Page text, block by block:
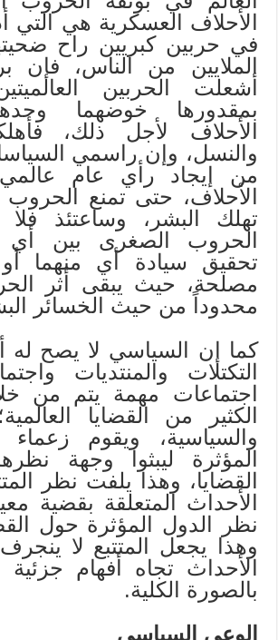
الأحلاف العسكرية هي التي
في حربين كبريين راح
الملايين من الناس، فإن
أشعلت الحربين
بمقدورها خوضهما
الأحلاف لأجل ذلك،
والنسل، وإن راسمي
من إيجاد رأي عام
الأحلاف، حتى تمنع الحروب
تهلك البشر، وساعتئذ
الحروب الصغرى بين أي
تحقيق سيادة أي منهما
مصلحة، حيث يبقى أثر
محدوداً من حيث الخسائر
كما إن السياسي لا يصح
التكتلات والمنتديات
اجتماعات مهمة يتم من
الكثير من القضايا
والسياسية، ويقوم زعماء
المؤثرة ليبثوا وجهة
القضايا، وهذا يلفت نظر
الأحداث المتعلقة بقضية
نظر الدول المؤثرة حول
وهذا يجعل المتتبع لا
الأحداث تجاه أفهام جزئية
بالصورة الكلية.
الوعي السياسي